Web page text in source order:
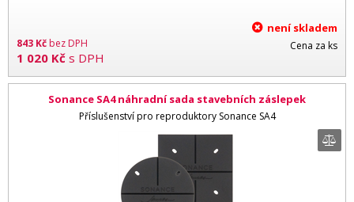
843 Kčbez DPH
1 020 Kč s DPH
není skladem
Cena za ks
Sonance SA4 náhradní sada stavebních záslepek
Příslušenství pro reproduktory Sonance SA4